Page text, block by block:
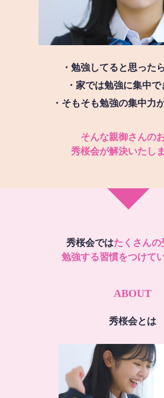
・勉強してると思った
・家では勉強に集中
・そもそも勉強の集中力
そんな親御さんの
秀桜会が解決いたし
秀桜会ではたくさんの
勉強する習慣をつけて
ABOUT
秀桜会とは